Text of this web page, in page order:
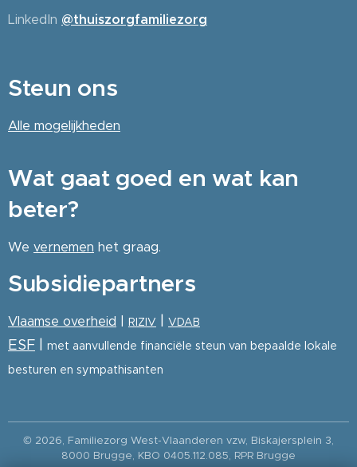
LinkedIn @thuiszorgfamiliezorg
Steun ons
Alle mogelijkheden
Wat gaat goed en wat kan
beter?
We vernemen het graag.
Subsidiepartners
Vlaamse overheid RIZIV VDAB
ESF
met aanvullende financiële steun van bepaalde lokale
besturen en sympathisanten
© 2026, Familiezorg West-Vlaanderen vzw, Biskajersplein 3,
8000 Brugge, KBO 0405.112.085, RPR Brugge